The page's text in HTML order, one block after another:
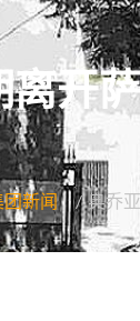
开
团新闻 奥乔